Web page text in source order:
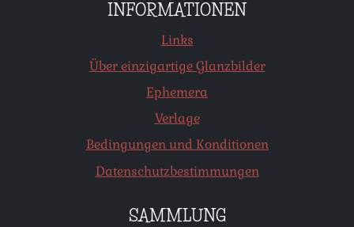
INFORMATIONEN
Links
Über einzigartige Glanzbilder
Ephemera
Verlage
Bedingungen und Konditionen
Datenschutzbestimmungen
SAMMLUNG